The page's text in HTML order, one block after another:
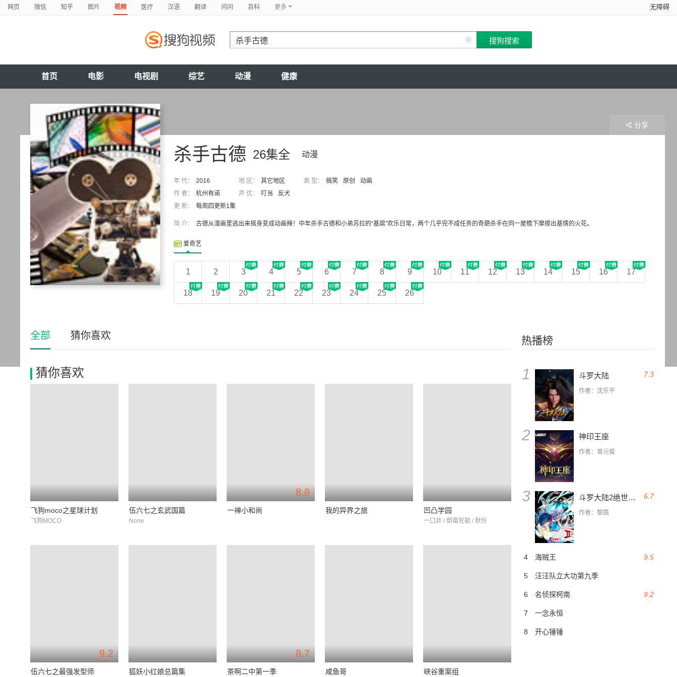
网页 微信 知乎 图片 视频 医疗 汉语 翻译 问问 百科 更多 无障碍
首页 电影 电视剧 综艺 动漫 健康
26集全 动漫
杀手古德
年 代： 2016 地 区： 其它地区 类 型： 搞笑 原创
动画
作 者：
杭州有诺 声 优： 叮当
反犬
更 新：
每周四更新1集
简 介： 古德从漫画里逃出来摇身变成动画辣！中年杀手古德和小弟苏拉的“基腐”欢乐日常，两个几乎完不成任务的奇葩杀手在同一屋檐下摩擦出基情的火花。
爱奇艺
1 2 3 4 5 6 7 8 9 10 11 12 13 14 15 16 17
18 19 20 21 22 23 24 25 26
分享
热播榜
7.3
1 斗罗大陆
作者：沈乐平
2 神印王座
作者：曾元俊
6.7
3 斗罗大陆2绝世唐门
作者：黎茜
9.5
4 海贼王
5 汪汪队立大功第九季
9.2
6 名侦探柯南
7 一念永恒
8 开心锤锤
全部 猜你喜欢
猜你喜欢
飞狗moco之星球计划
飞狗MOCO
伍六七之玄武国篇
None
8.8
一禅小和尚 我的异界之旅 凹凸学园
一口井 / 倒霉死勒 / 默伶
9.2
伍六七之最强发型师 狐妖小红娘总篇集
8.7
茶啊二中第一季 咸鱼哥 峡谷重案组